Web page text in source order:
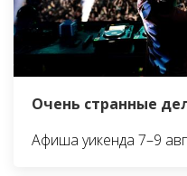
Очень странные
Афиша уикенда 7–9